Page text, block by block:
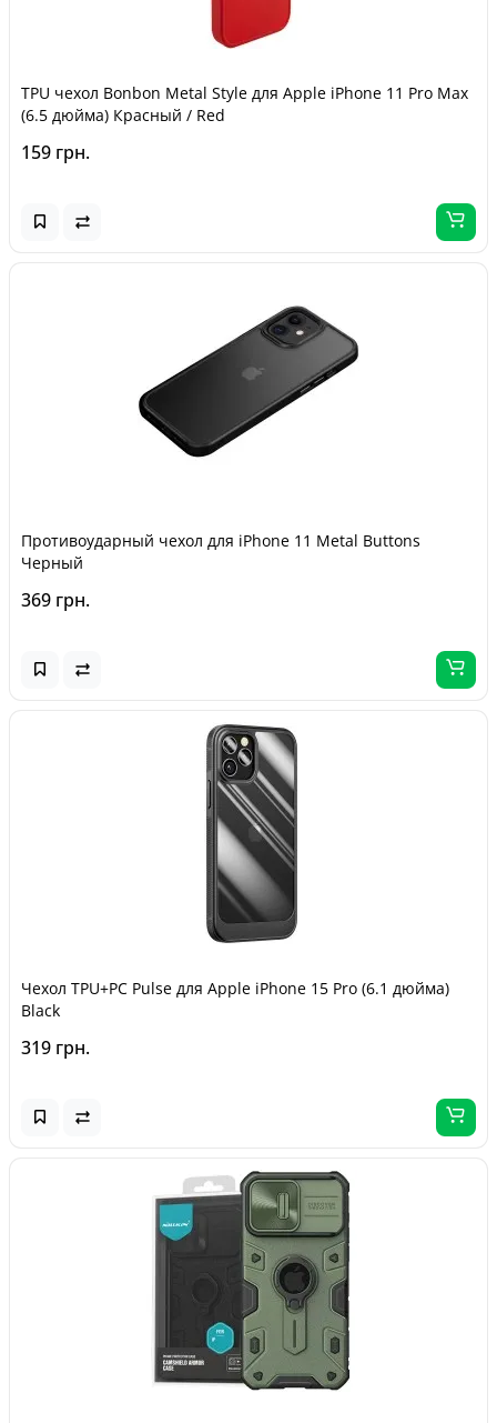
TPU чехол Bonbon Metal Style для Apple iPhone 11 Pro Max
(6.5 дюйма) Красный / Red
159 грн.
Противоударный чехол для iPhone 11 Metal Buttons
Черный
369 грн.
Чехол TPU+PC Pulse для Apple iPhone 15 Pro (6.1 дюйма)
Black
319 грн.